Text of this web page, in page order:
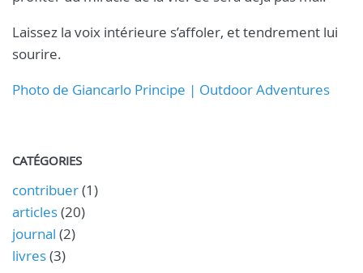
Laissez la voix intérieure s’affoler, et tendrement lui
sourire.
Photo de Giancarlo Principe | Outdoor Adventures
CATÉGORIES
contribuer(1)
articles(20)
journal (2)
livres(3)